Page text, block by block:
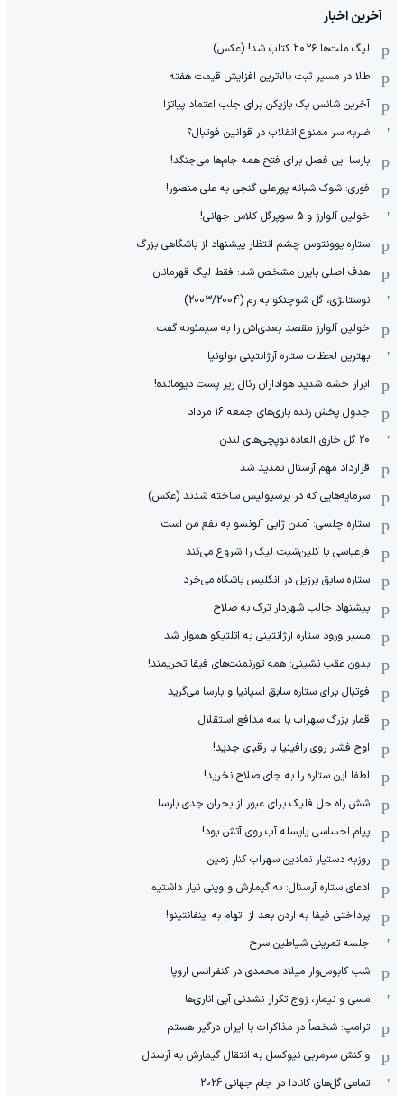
آخرین اخبار
لیگ ملت‌ها ٢٠٢۶ کتاب شد! (عکس)
طلا در مسیر ثبت بالاترین افزایش قیمت هفته
آخرین شانس یک بازیکن برای جلب اعتماد پیاتزا
ضربه سر ممنوع؛انقلاب در قوانین فوتبال؟
بارسا این فصل برای فتح همه جام‌ها می‌جنگد!
فوری: شوک شبانه پورعلی گنجی به علی منصور!
خولین آلوارز و 5 سوپرگل کلاس جهانی!
ستاره یوونتوس چشم انتظار پیشنهاد از باشگاهی بزرگ
هدف اصلی بایرن مشخص شد: فقط لیگ قهرمانان
نوستالژی، گل شوچنکو به رم (2003/2004)
خولین آلوارز مقصد بعدی‌اش را به سیمئونه گفت
بهترین لحظات ستاره آرژانتینی بولونیا
ابراز خشم شدید هواداران رئال زیر پست دیومانده!
جدول پخش زنده بازی‌های جمعه 16 مرداد
20 گل خارق العاده توپچی‌های لندن
قرارداد مهم آرسنال تمدید شد
سرمایه‌هایی که در پرسپولیس ساخته شدند (عکس)
ستاره چلسی: آمدن ژابی آلونسو به نفع من است
فرعباسی با کلین‌شیت لیگ را شروع می‌کند
ستاره سابق برزیل در انگلیس باشگاه می‌خرد
پیشنهاد جالب شهردار ترک به صلاح
مسیر ورود ستاره آرژانتینی به اتلتیکو هموار شد
بدون عقب نشینی: همه تورنمنت‌های فیفا تحریمند!
فوتبال برای ستاره سابق اسپانیا و بارسا می‌گرید
قمار بزرگ سهراب با سه مدافع استقلال
اوج فشار روی رافینیا با رقبای جدید!
لطفا این ستاره را به جای صلاح نخرید!
شش راه حل فلیک برای عبور از بحران جدی بارسا
پیام احساسی یایسله آب روی آتش بود!
روزبه دستیار نمادین سهراب کنار زمین
ادعای ستاره آرسنال: به گیمارش و وینی نیاز داشتیم
پرداختی فیفا به اردن بعد از اتهام به اینفانتینو!
جلسه تمرینی شیاطین سرخ
شب کابوس‌وار میلاد محمدی در کنفرانس اروپا
مسی و نیمار، زوج تکرار نشدنی آبی اناری‌ها
ترامپ: شخصاً در مذاکرات با ایران درگیر هستم
واکنش سرمربی نیوکسل به انتقال گیمارش به آرسنال
تمامی گل‌های کانادا در جام جهانی 2026